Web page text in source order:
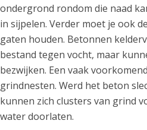
ondergrond rondom die naad
in sijpelen. Verder moet je ook
gaten houden. Betonnen
bestand tegen vocht, maar
bezwijken. Een vaak
grindnesten. Werd het beton
kunnen zich clusters van grind
water doorlaten.